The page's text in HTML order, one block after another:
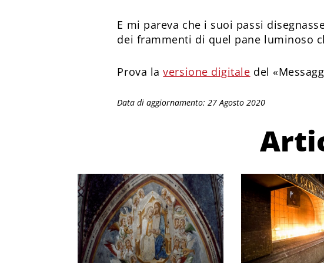
E mi pareva che i suoi passi
dei frammenti di quel pane luminoso
Prova laversione digitale del
Data di aggiornamento: 27 Agosto 2020